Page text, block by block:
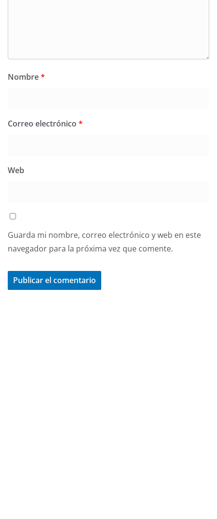
Nombre*
Correo electrónico *
Web
Guarda mi nombre, correo electrónico y web en este
navegador para la próxima vez que comente.